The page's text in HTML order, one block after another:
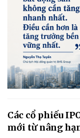
Các cổ phiếu
mới từ nâng